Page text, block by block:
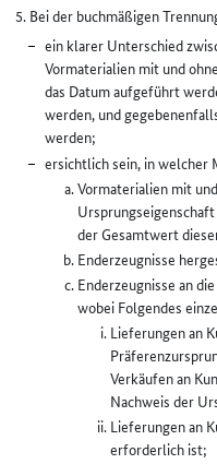
5. Bei der buchmäßigen
ein klarer Unterschied
Vormaterialien mit und
das Datum aufgeführt
werden, und
werden;
ersichtlich sein, in welcher
Vormaterialien mit
der Gesamtwert
Enderzeugnisse
Enderzeugnisse an
wobei Folgendes
Lieferungen an
Verkäufen an
Nachweis der
Lieferungen an
erforderlich ist;